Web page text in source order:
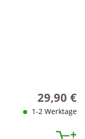
Regulärer
29,90 €
1-2 Werktage